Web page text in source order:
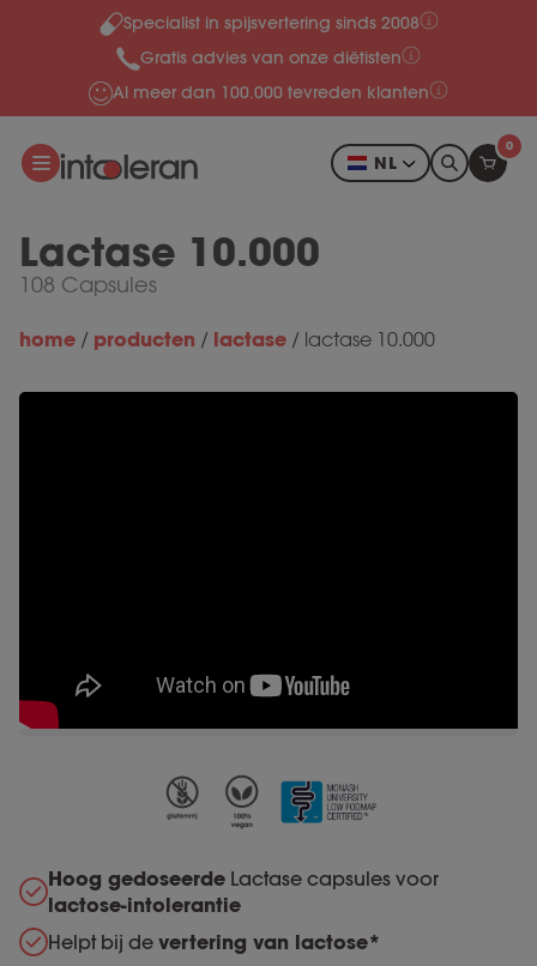
Meteen naar de content
Specialist in spijsvertering sinds 2008
Gratis advies van onze diëtisten
Al meer dan 100.000 tevreden klanten
NL
0
Lactase 10.000
108 Capsules
home / producten / lactase / lactase 10.000
Hoog gedoseerde Lactase capsules voor
lactose-intolerantie
Helpt bij de vertering van lactose*